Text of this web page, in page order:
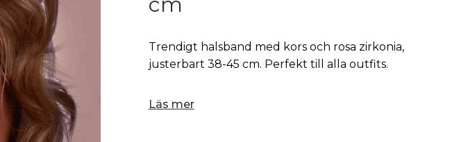
Trendigt halsband med kors och rosa zirkonia,
justerbart 38-45 cm. Perfekt till alla outfits.
Läs mer